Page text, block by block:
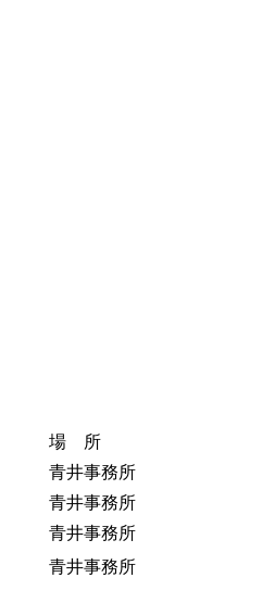
場 所
青井事務所
青井事務所
青井事務所
青井事務所